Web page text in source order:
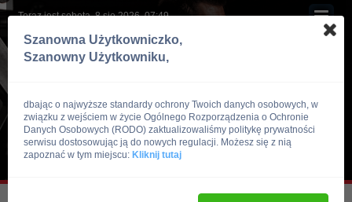
Teraz jest sobota, 8 sie 2026, 07:49
Szanowna Użytkowniczko,
Szanowny Użytkowniku,
dbając o najwyższe standardy ochrony Twoich danych osobowych, w
związku z wejściem w życie Ogólnego Rozporządzenia o Ochronie
Danych Osobowych (RODO) zaktualizowaliśmy politykę prywatności
serwisu dostosowując ją do nowych regulacji. Możesz się z nią
zapoznać w tym miejscu: Kliknij tutaj